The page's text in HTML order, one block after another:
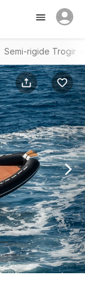
Semi-rigide Trogir